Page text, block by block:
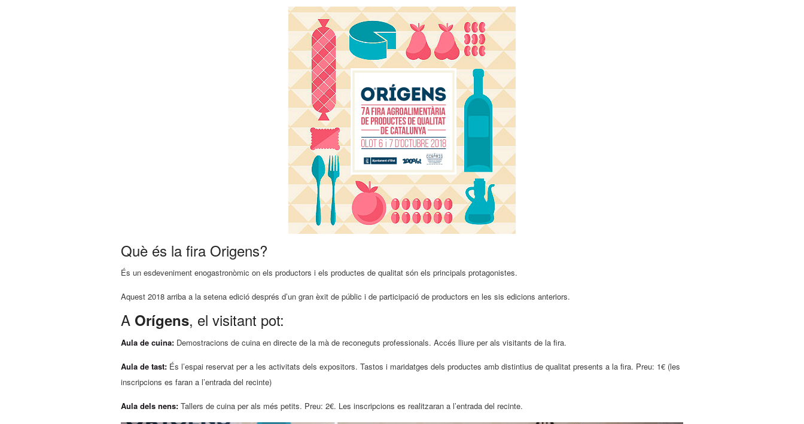
Què és la fira Origens?
És un esdeveniment enogastronòmic on els productors i els productes de qualitat són els principals protagonistes.
Aquest 2018 arriba a la setena edició després d’un gran èxit de públic i de participació de productors en les sis edicions anteriors.
A Orígens, el visitant pot:
Aula de cuina: Demostracions de cuina en directe de la mà de reconeguts professionals. Accés lliure per als visitants de la fira.
Aula de tast: És l’espai reservat per a les activitats dels expositors. Tastos i maridatges dels productes amb distintius de qualitat presents a la fira. Preu: 1€ (les
inscripcions es faran a l’entrada del recinte)
Aula dels nens: Tallers de cuina per als més petits. Preu: 2€. Les inscripcions es realitzaran a l’entrada del recinte.